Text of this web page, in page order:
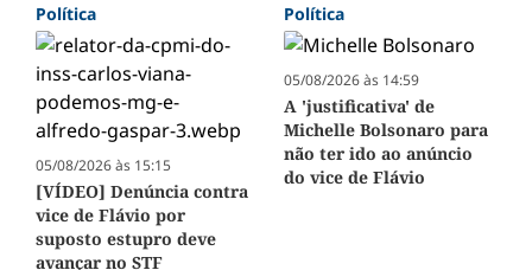
Política
05/08/2026 às 15:15
[VÍDEO] Denúncia contra
vice de Flávio por
suposto estupro deve
avançar no STF
Política
05/08/2026 às 14:59
A 'justificativa' de
Michelle Bolsonaro para
não ter ido ao anúncio
do vice de Flávio